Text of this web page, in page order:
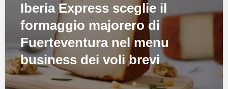
Iberia Express sceglie il
formaggio majorero di
Fuerteventura nel menu
business dei voli brevi